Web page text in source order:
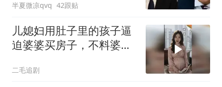
半夏微凉qvq 42跟贴
儿媳妇用肚子里的孩子逼
迫婆婆买房子，不料婆婆
二毛追剧